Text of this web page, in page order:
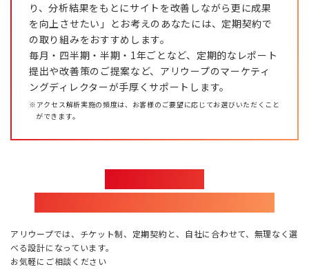
り、分析結果をもとにサイトを改善しながら更に成果
を向上させたい」とお考えのあなたには、定期契約で
の取り組みをおすすめします。
毎月・四半期・半期・1年ごとなど、定期的なレポート
提出や改善策のご提案など、アリウープのマーケティ
ングディレクターが手厚くサポートします。
※アクセス解析実施の頻度は、お客様のご要望に応じてお選びいただくこと
ができます。
アリウープでは、チケット制、定期契約と、自社に合わせて、無理なく選
べる設計になっています。
お気軽にご相談ください